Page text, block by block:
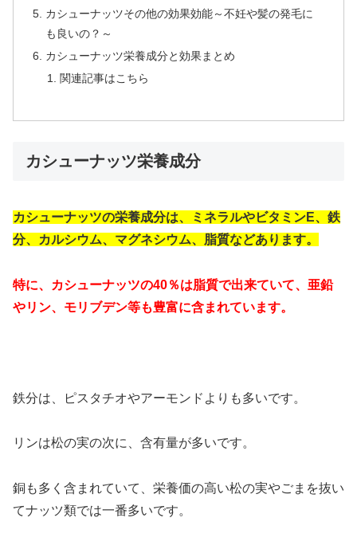
カシューナッツその他の効果効能～不妊や髪の発毛に
も良いの？～
カシューナッツ栄養成分と効果まとめ
関連記事はこちら
カシューナッツ栄養成分
カシューナッツの栄養成分は、ミネラルやビタミンE、鉄
分、カルシウム、マグネシウム、脂質などあります。
特に、カシューナッツの40％は脂質で出来ていて、亜鉛
やリン、モリブデン等も豊富に含まれています。
鉄分は、ピスタチオやアーモンドよりも多いです。
リンは松の実の次に、含有量が多いです。
銅も多く含まれていて、栄養価の高い松の実やごまを抜い
てナッツ類では一番多いです。